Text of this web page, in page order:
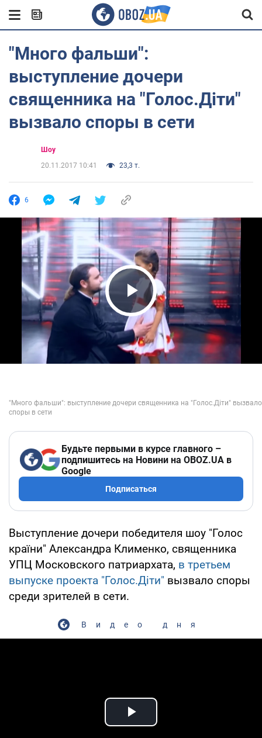
"Много фальши":
выступление дочери
священника на "Голос.Діти"
вызвало споры в сети
Шоу
20.11.2017 10:41
23,3 т.
6
Play Video
Будьте первыми в курсе главного –
подпишитесь на Новини на OBOZ.UA в
Google
Подписаться
Выступление дочери победителя шоу "Голос
країни" Александра Клименко, священника
УПЦ Московского патриархата, в третьем
выпуске проекта "Голос.Діти" вызвало споры
среди зрителей в сети.
Видео дня
Play Video